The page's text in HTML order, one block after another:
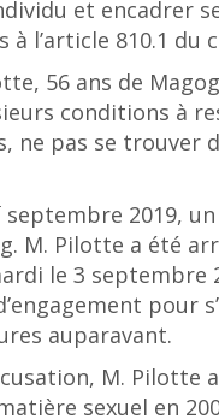
et encadrer
à l’article 810.1 du
56 ans de
conditions à
ne pas se
septembre 2019,
M. Pilotte a été
le 3 septembre
pour
auparavant.
M. Pilotte
sexuel en